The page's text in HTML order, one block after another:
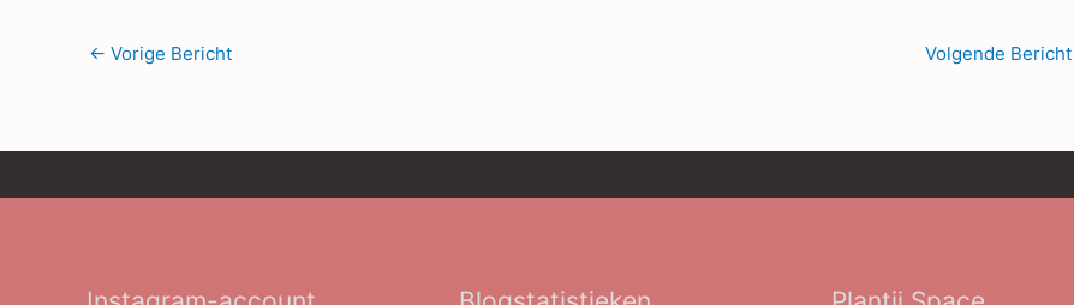
← Vorige Bericht Volgende Bericht